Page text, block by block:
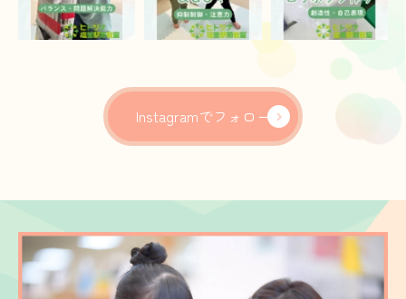
Instagramでフォロー